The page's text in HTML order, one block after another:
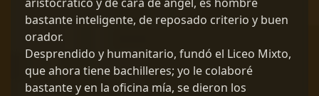
bastante inteligente, de reposado criterio y buen
orador.
Desprendido y humanitario, fundó el Liceo Mixto,
que ahora tiene bachilleres; yo le colaboré
bastante y en la oficina mía, se dieron los